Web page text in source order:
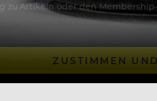
zu Artikeln oder den
ZUSTIMMEN